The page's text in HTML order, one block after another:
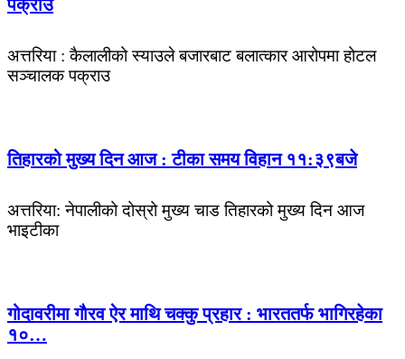
पक्राउ
अत्तरिया : कैलालीको स्याउले बजारबाट बलात्कार आरोपमा होटल
सञ्चालक पक्राउ
तिहारको मुख्य दिन आज : टीका समय विहान ११:३९बजे
अत्तरिया: नेपालीको दोस्रो मुख्य चाड तिहारको मुख्य दिन आज
भाइटीका
गोदावरीमा गाैरव ऐर माथि चक्कु प्रहार : भारततर्फ भागिरहेका
१०…